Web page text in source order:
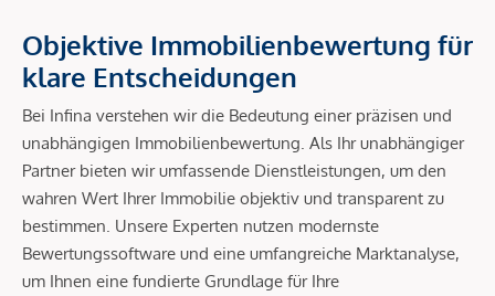
Objektive Immobilienbewertung für
klare Entscheidungen
Bei Infina verstehen wir die Bedeutung einer präzisen und
unabhängigen Immobilienbewertung. Als Ihr unabhängiger
Partner bieten wir umfassende Dienstleistungen, um den
wahren Wert Ihrer Immobilie objektiv und transparent zu
bestimmen. Unsere Experten nutzen modernste
Bewertungssoftware und eine umfangreiche Marktanalyse,
um Ihnen eine fundierte Grundlage für Ihre